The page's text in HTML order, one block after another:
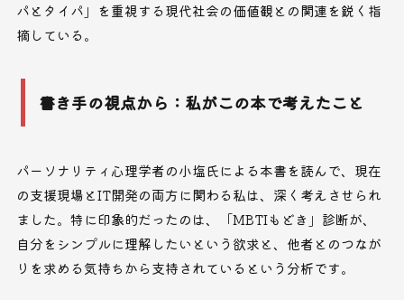
パとタイパ」を重視する現代社会の価値観との関連を鋭く指
摘している。
書き手の視点から：私がこの本で考えたこと
パーソナリティ心理学者の小塩氏による本書を読んで、現在
の支援現場とIT開発の両方に関わる私は、深く考えさせられ
ました。特に印象的だったのは、「MBTIもどき」診断が、
自分をシンプルに理解したいという欲求と、他者とのつなが
りを求める気持ちから支持されているという分析です。